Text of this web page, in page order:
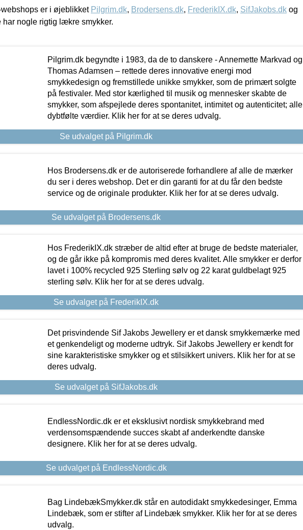
er i øjeblikket Pilgrim.dk, Brodersens.dk, FrederikIX.dk, SifJakobs.dk og
har nogle rigtig lækre smykker.
Pilgrim.dk begyndte i 1983, da de to danskere - Annemette Markvad og
Thomas Adamsen – rettede deres innovative energi mod
smykkedesign og fremstillede unikke smykker, som de primært solgte
på festivaler. Med stor kærlighed til musik og mennesker skabte de
smykker, som afspejlede deres spontanitet, intimitet og autenticitet; alle
dybtfølte værdier. Klik her for at se deres udvalg.
Se udvalget på Pilgrim.dk
Hos Brodersens.dk er de autoriserede forhandlere af alle de mærker
du ser i deres webshop. Det er din garanti for at du får den bedste
service og de originale produkter. Klik her for at se deres udvalg.
Se udvalget på Brodersens.dk
Hos FrederikIX.dk stræber de altid efter at bruge de bedste materialer,
og de går ikke på kompromis med deres kvalitet. Alle smykker er derfor
lavet i 100% recycled 925 Sterling sølv og 22 karat guldbelagt 925
sterling sølv. Klik her for at se deres udvalg.
Se udvalget på FrederikIX.dk
Det prisvindende Sif Jakobs Jewellery er et dansk smykkemærke med
et genkendeligt og moderne udtryk. Sif Jakobs Jewellery er kendt for
sine karakteristiske smykker og et stilsikkert univers. Klik her for at se
deres udvalg.
Se udvalget på SifJakobs.dk
EndlessNordic.dk er et eksklusivt nordisk smykkebrand med
verdensomspændende succes skabt af anderkendte danske
designere. Klik her for at se deres udvalg.
Se udvalget på EndlessNordic.dk
Bag LindebækSmykker.dk står en autodidakt smykkedesinger, Emma
Lindebæk, som er stifter af Lindebæk smykker. Klik her for at se deres
udvalg.